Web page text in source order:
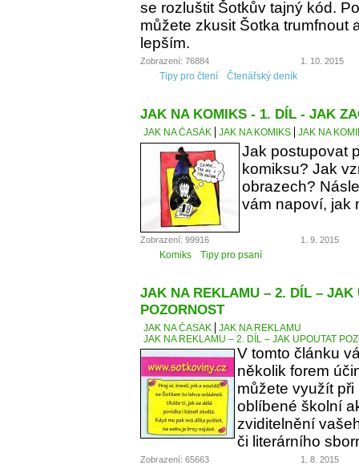
se rozluštit Šotkův tajný kód.
můžete zkusit Šotka trumfnout
lepším.
Zobrazení: 76884 1. 10. 2015
Tipy pro čtení Čtenářský deník
JAK NA KOMIKS - 1. DÍL - JAK
JAK NA ČASÁK JAK NA KOMIKS JAK NA
Jak postupovat
komiksu? Jak
obrazech?
vám napoví, jak
Zobrazení: 99916 1. 9. 2015
Komiks Tipy pro psaní
JAK NA REKLAMU – 2. DÍL – JAK
POZORNOST
JAK NA ČASÁK
JAK NA REKLAMU
JAK NA REKLAMU – 2. DÍL – JAK UPOUTAT
V tomto článku
několik forem
můžete využít
oblíbené školní
zviditelnění
či literárního
Zobrazení: 65663 1. 8. 2015